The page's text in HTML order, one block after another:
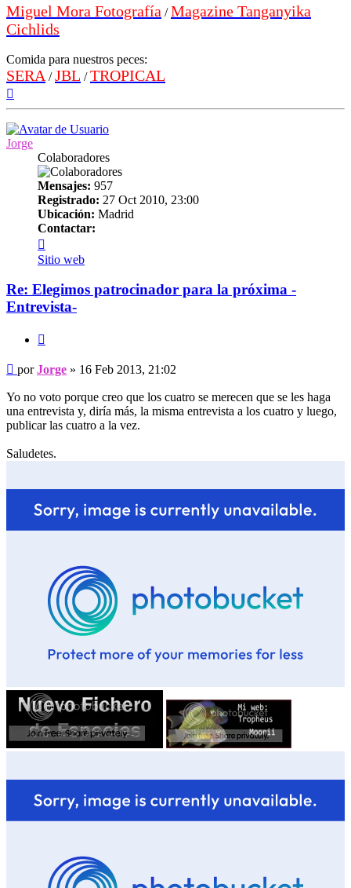
Miguel Mora Fotografía /Magazine Tanganyika
Cichlids
Comida para nuestros peces:
SERA /JBL /TROPICAL
Jorge
Colaboradores
Mensajes: 957
Registrado: 27 Oct 2010, 23:00
Ubicación: Madrid
Contactar:
Jorge
Sitio web
Re: Elegimos patrocinador para la próxima -
Entrevista-
Mensaje
porJorge » 16 Feb 2013, 21:02
Yo no voto porque creo que los cuatro se merecen que se les haga
una entrevista y, diría más, la misma entrevista a los cuatro y luego,
publicar las cuatro a la vez.
Saludetes.